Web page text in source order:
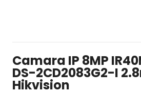
Camara IP 8MP
DS-2CD2083G2-I
Hikvision